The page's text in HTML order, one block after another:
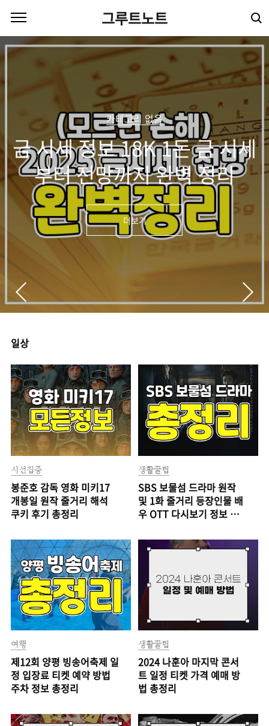
그루트노트
카테고리 없음
금 시세 정보 18K 1돈 금 시세
부터 전망까지 완벽 정리
더보기
일상
시선집중
봉준호 감독 영화 미키17
개봉일 원작 줄거리 해석
쿠키 후기 총정리
생활꿀팁
SBS 보물섬 드라마 원작
및 1화 줄거리 등장인물 배
우 OTT 다시보기 정보 완
여행
제12회 양평 빙송어축제 일
정 입장료 티켓 예약 방법
주차 정보 총정리
생활꿀팁
2024 나훈아 마지막 콘서
트 일정 티켓 가격 예매 방
법 총정리